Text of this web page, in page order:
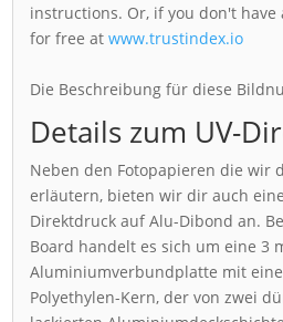
instructions. Or, if you don't have
for free atwww.trustindex.io
Die Beschreibung für diese
Details zum UV-
Neben den Fotopapieren die wir
erläutern, bieten wir dir auch
Direktdruck auf Alu-Dibond an.
Board handelt es sich um eine 3
Aluminiumverbundplatte mit
Polyethylen-Kern, der von zwei